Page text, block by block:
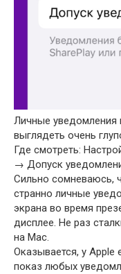
Личные уведомления
выглядеть очень
Где смотреть:
→ Допуск
Сильно сомневаюсь,
странно личные
экрана во время
дисплее. Не раз
на Mac.
Оказывается, у Apple
показ любых